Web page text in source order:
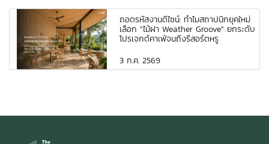
ถอดรหัสงานดีไซน์: ทำไมสถาปนิกยุคใหม่
เลือก "ไม้ฝา Weather Groove" ยกระดับ
โปรเจกต์คาเฟ่จนถึงรีสอร์ตหรู
3 ก.ค. 2569